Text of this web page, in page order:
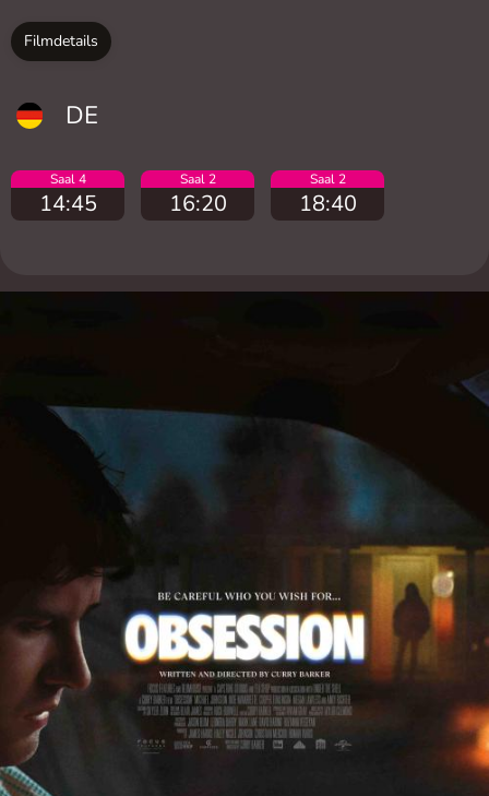
Filmdetails
DE
Saal 4
14:45
Saal 2
16:20
Saal 2
18:40